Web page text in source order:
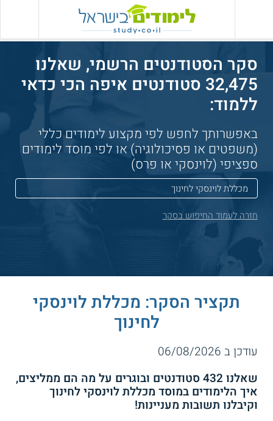
סקר הסטודנטים הרשמי, שאלנו
32,475 סטודנטים איפה הכי כדאי
ללמוד:
באפשרותך לחפש לפי מקצוע לימודים כללי
(משפטים או פסיכולוגיה) או לפי מוסד לימודים
ספציפי (לוינסקי או פרס)
חזרה לעמוד החיפוש בסקר
תקציר הסקר: מכללת לוינסקי
לחינוך
עודכן ב 06/08/2026
שאלנו 432 סטודנטים ובוגרים על מה הם ממליצים,
איך הלימודים במוסד מכללת לוינסקי לחינוך
וקיבלנו תשובות מעניינות!